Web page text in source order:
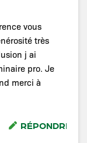
vous
très
j ai
pro. Je
merci à
RÉPONDRE